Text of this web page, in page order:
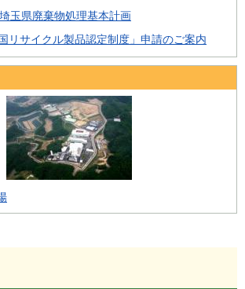
玉県廃棄物処理基本計画
国リサイクル製品認定制度」申請のご案内